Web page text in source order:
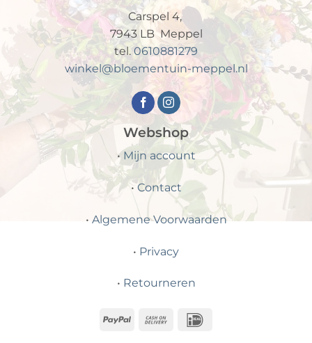
Carspel 4,
7943 LB Meppel
tel. 0610881279
winkel@bloementuin-meppel.nl
Webshop
• Mijn account
•Contact
• Algemene Voorwaarden
• Privacy
• Retourneren
PayPal
Cash